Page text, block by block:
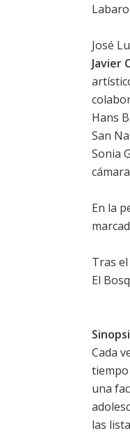
José
Javier
Hans
San
Sonia
En la
Tras
El
Cada
una
las